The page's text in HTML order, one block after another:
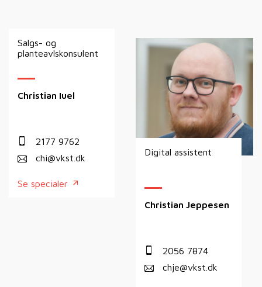
Salgs- og
planteavlskonsulent
Christian Iuel
2177 9762
chi@vkst.dk
Se specialer
Digital assistent
Christian Jeppesen
2056 7874
chje@vkst.dk